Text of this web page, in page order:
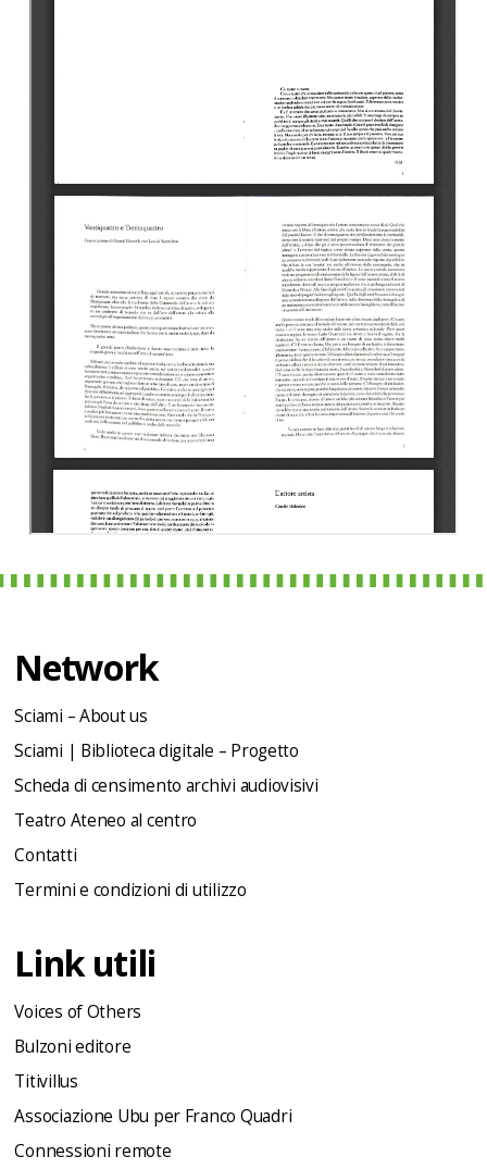
Network
Sciami – About us
Sciami | Biblioteca digitale – Progetto
Scheda di censimento archivi audiovisivi
Teatro Ateneo al centro
Contatti
Termini e condizioni di utilizzo
Link utili
Voices of Others
Bulzoni editore
Titivillus
Associazione Ubu per Franco Quadri
Connessioni remote